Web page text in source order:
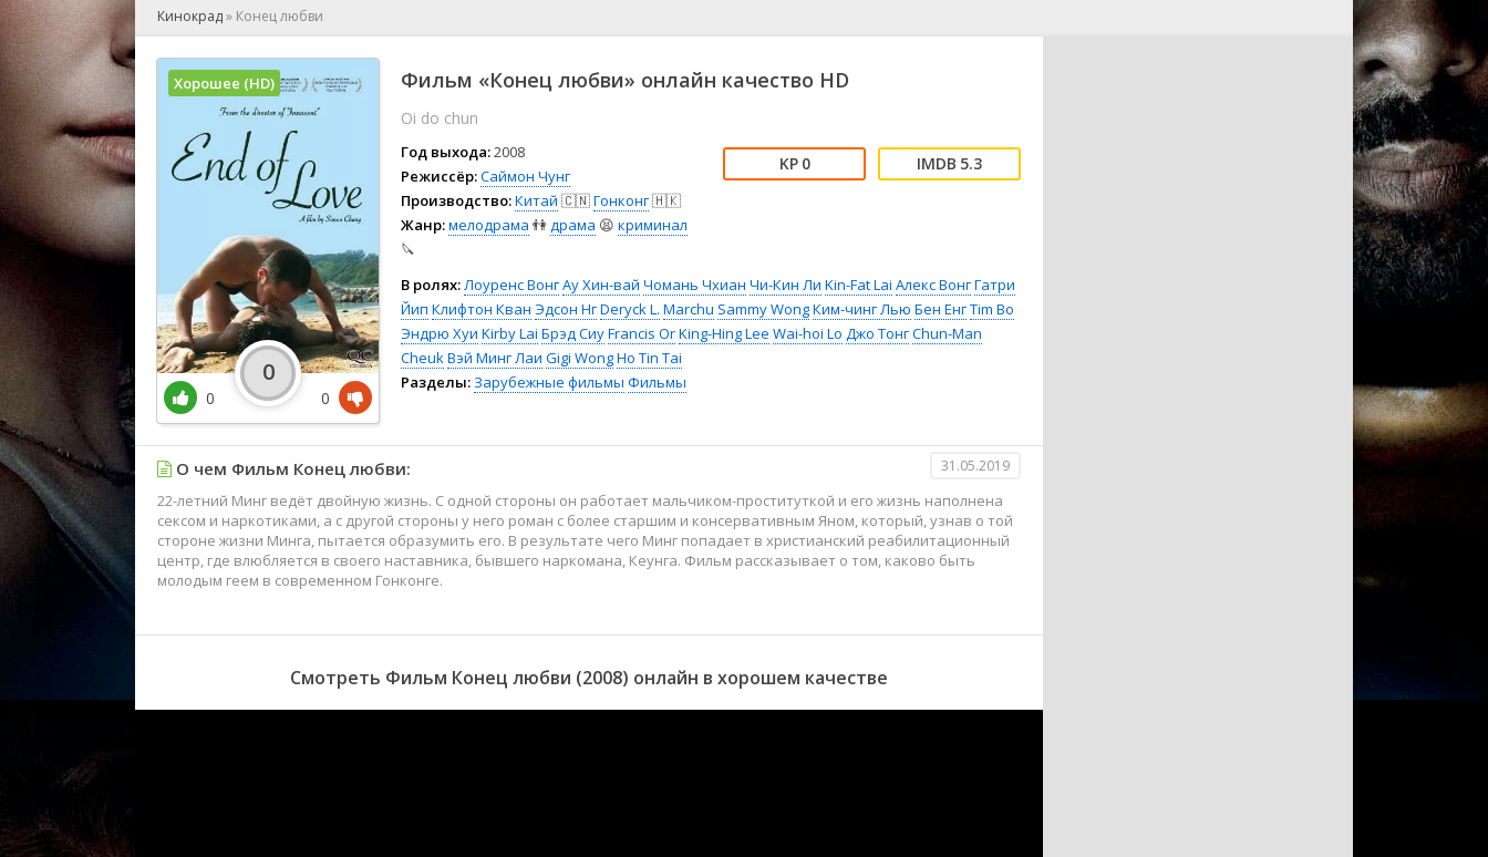
🕺 Мюзикл
👨‍💼 Новости
👨‍💻 Реальное тв
🎤 Ток-шоу
😱 Ужасы
🧙‍♀️ Фантастика
🤠 Фильм-нуар
🧝‍♂️ Фэнтези
🏅 Церемония
Кинокрад» Конец любви
Фильм «Конец любви» онлайн качество HD
Oi do chun
Год выхода:2008
Режиссёр:Саймон Чунг
Производство:Китай 🇨🇳Гонконг🇭🇰
Жанр:мелодрама 👫драма 😫 криминал
🔪
0 5.3
В ролях:Лоуренс ВонгАу Хин-вай Чомань Чхиан Чи-Кин Ли Kin-Fat Lai Алекс ВонгГатри
Йип Клифтон Кван Эдсон НгDeryck L. Marchu Sammy WongКим-чинг Лью Бен ЕнгTim Bo
Эндрю Хуи Kirby Lai Брэд СиуFrancis OrKing-Hing Lee Wai-hoi Lo Джо ТонгChun-Man
CheukВэй Минг Лаи Gigi WongHo Tin Tai
Разделы: Зарубежные фильмы Фильмы
Хорошее (HD)
0
0
0
О чем Фильм Конец любви: 31.05.2019
22-летний Минг ведёт двойную жизнь. С одной стороны он работает мальчиком-проституткой и его жизнь наполнена
сексом и наркотиками, а с другой стороны у него роман с более старшим и консервативным Яном, который, узнав о той
стороне жизни Минга, пытается образумить его. В результате чего Минг попадает в христианский реабилитационный
центр, где влюбляется в своего наставника, бывшего наркомана, Кеунга. Фильм рассказывает о том, каково быть
молодым геем в современном Гонконге.
Смотреть Фильм Конец любви (2008) онлайн в хорошем качестве